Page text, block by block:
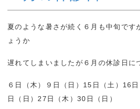
夏のような暑さが続く６月も中旬です
ょうか
遅れてしまいましたが６月の休診日に
６日（木）９日（日）15日（土）16
日（日）27日（木）30日（日）